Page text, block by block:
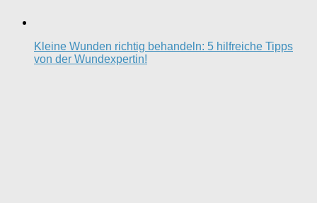
Kleine Wunden richtig behandeln: 5 hilfreiche Tipps
von der Wundexpertin!